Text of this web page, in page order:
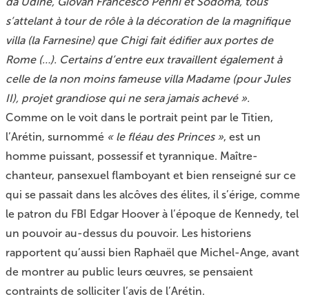
s’attelant à tour de rôle à la décoration de la magnifique
villa (la Farnesine) que Chigi fait édifier aux portes de
Rome (…). Certains d’entre eux travaillent également à
celle de la non moins fameuse villa Madame (pour Jules
II), projet grandiose qui ne sera jamais achevé ».
Comme on le voit dans le portrait peint par le Titien,
l’Arétin, surnommé « le fléau des Princes », est un
homme puissant, possessif et tyrannique. Maître-
chanteur, pansexuel flamboyant et bien renseigné sur ce
qui se passait dans les alcôves des élites, il s’érige, comme
le patron du FBI Edgar Hoover à l’époque de Kennedy, tel
un pouvoir au-dessus du pouvoir. Les historiens
rapportent qu’aussi bien Raphaël que Michel-Ange, avant
de montrer au public leurs œuvres, se pensaient
contraints de solliciter l’avis de l’Arétin.